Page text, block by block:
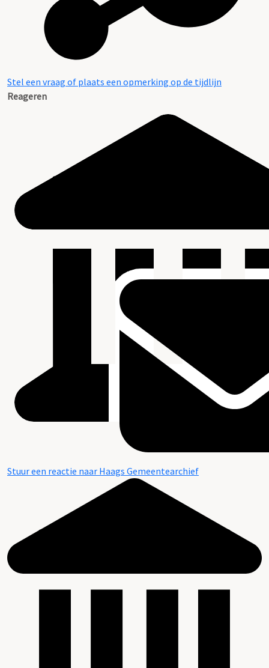
Stel een vraag of plaats een opmerking op de tijdlijn
Reageren
Stuur een reactie naar Haags Gemeentearchief